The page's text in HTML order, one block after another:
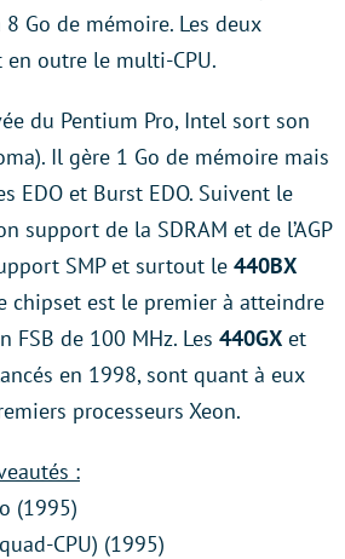
8 Go de mémoire. Les deux
outre le multi-CPU.
du Pentium Pro, Intel sort son
Il gère 1 Go de mémoire mais
EDO et Burst EDO. Suivent le
support de la SDRAM et de l’AGP
SMP et surtout le 440BX
chipset est le premier à atteindre
de 100 MHz. Les 440GX et
en 1998, sont quant à eux
processeurs Xeon.
:
(1995)
CPU) (1995)